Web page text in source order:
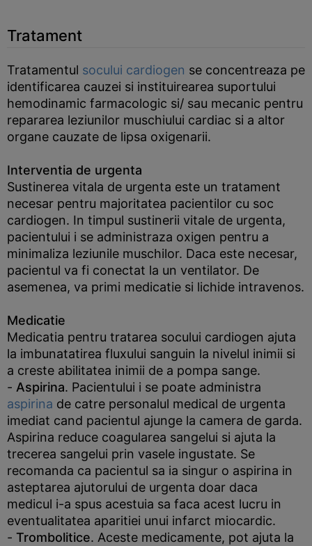
Tratament
Tratamentul socului cardiogen se concentreaza pe
identificarea cauzei si instituirearea suportului
hemodinamic farmacologic si/ sau mecanic pentru
repararea leziunilor muschiului cardiac si a altor
organe cauzate de lipsa oxigenarii.
Interventia de urgenta
Sustinerea vitala de urgenta este un tratament
necesar pentru majoritatea pacientilor cu soc
cardiogen. In timpul sustinerii vitale de urgenta,
pacientului i se administraza oxigen pentru a
minimaliza leziunile muschilor. Daca este necesar,
pacientul va fi conectat la un ventilator. De
asemenea, va primi medicatie si lichide intravenos.
Medicatie
Medicatia pentru tratarea socului cardiogen ajuta
la imbunatatirea fluxului sanguin la nivelul inimii si
a creste abilitatea inimii de a pompa sange.
- Aspirina. Pacientului i se poate administra
aspirina de catre personalul medical de urgenta
imediat cand pacientul ajunge la camera de garda.
Aspirina reduce coagularea sangelui si ajuta la
trecerea sangelui prin vasele ingustate. Se
recomanda ca pacientul sa ia singur o aspirina in
asteptarea ajutorului de urgenta doar daca
medicul i-a spus acestuia sa faca acest lucru in
eventualitatea aparitiei unui infarct miocardic.
- Trombolitice. Aceste medicamente, pot ajuta la